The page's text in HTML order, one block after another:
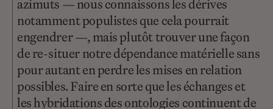
azimuts — nous connaissons les dérives
notamment populistes que cela pourrait
engendrer —, mais plutôt trouver une façon
de re-situer notre dépendance matérielle sans
pour autant en perdre les mises en relation
possibles. Faire en sorte que les échanges et
les hybridations des ontologies continuent de